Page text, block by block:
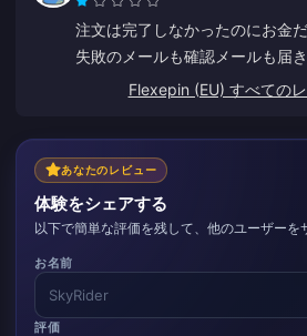
注文は完了しなかったのにお金
失敗のメールも確認メールも届
マーサービスも役に立たず、突
Flexepin (EU) すべての
あなたのレビュー
体験をシェアする
以下で簡単な評価を残して、他のユーザーを
お名前
評価